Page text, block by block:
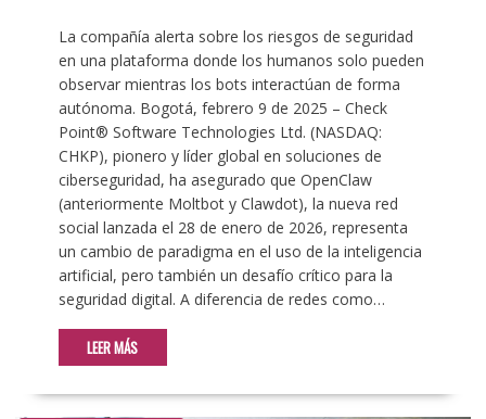
La compañía alerta sobre los riesgos de seguridad
en una plataforma donde los humanos solo pueden
observar mientras los bots interactúan de forma
autónoma. Bogotá, febrero 9 de 2025 – Check
Point® Software Technologies Ltd. (NASDAQ:
CHKP), pionero y líder global en soluciones de
ciberseguridad, ha asegurado que OpenClaw
(anteriormente Moltbot y Clawdot), la nueva red
social lanzada el 28 de enero de 2026, representa
un cambio de paradigma en el uso de la inteligencia
artificial, pero también un desafío crítico para la
seguridad digital. A diferencia de redes como…
LEER MÁS